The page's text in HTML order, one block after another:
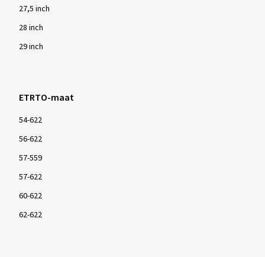
27,5 inch
28 inch
29 inch
ETRTO-maat
54-622
56-622
57-559
57-622
60-622
62-622